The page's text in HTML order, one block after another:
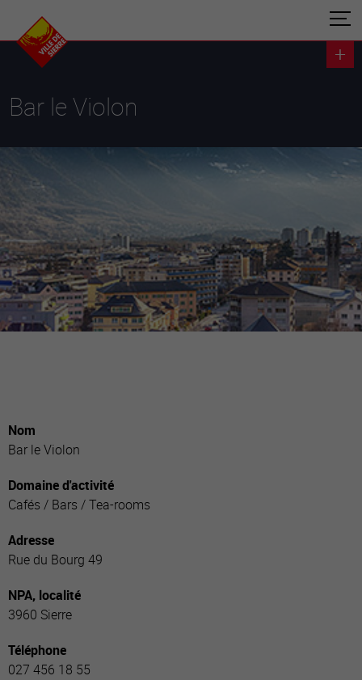
Bar le Violon
Nom
Bar le Violon
Domaine d'activité
Cafés / Bars / Tea-rooms
Adresse
Rue du Bourg 49
NPA, localité
3960 Sierre
Téléphone
027 456 18 55